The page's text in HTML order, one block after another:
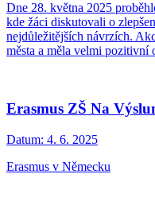
Dne 28. května 2025
kde žáci diskutovali o
nejdůležitějších návrzích.
města a měla velmi pozitivní
Erasmus ZŠ Na
Datum: 4. 6. 2025
Erasmus v Německu